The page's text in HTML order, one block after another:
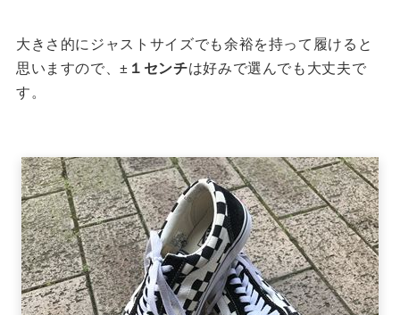
大きさ的にジャストサイズでも余裕を持って履けると
思いますので、±１センチは好みで選んでも大丈夫で
す。